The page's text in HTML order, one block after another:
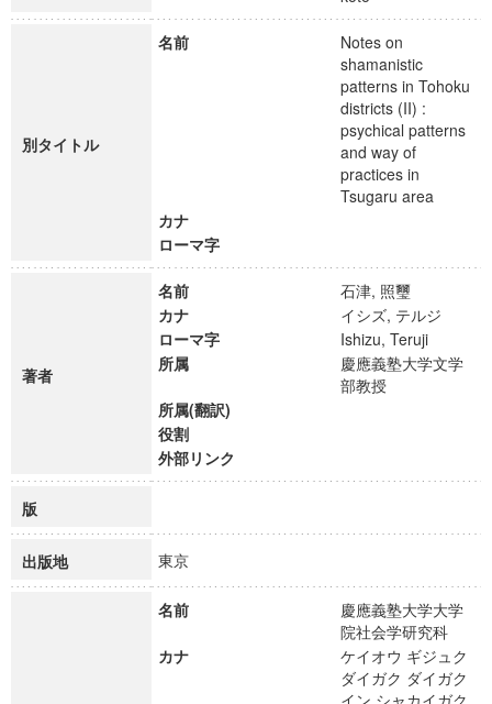
別タイトル
名前
Notes on
shamanistic
patterns in Tohoku
districts (II) :
psychical patterns
and way of
practices in
Tsugaru area
カナ
ローマ字
著者
名前
石津, 照璽
カナ
イシズ, テルジ
ローマ字
Ishizu, Teruji
所属
慶應義塾大学文学
部教授
所属(翻訳)
役割
外部リンク
版
出版地 東京
名前
慶應義塾大学大学
院社会学研究科
カナ
ケイオウ ギジュク
ダイガク ダイガク
イン シャカイガク